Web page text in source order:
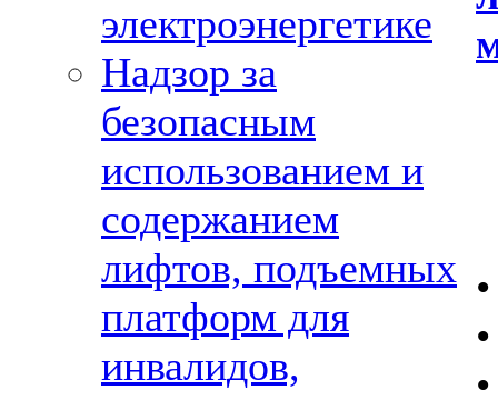
электроэнергетике
Надзор за
безопасным
использованием и
содержанием
лифтов, подъемных
платформ для
инвалидов,